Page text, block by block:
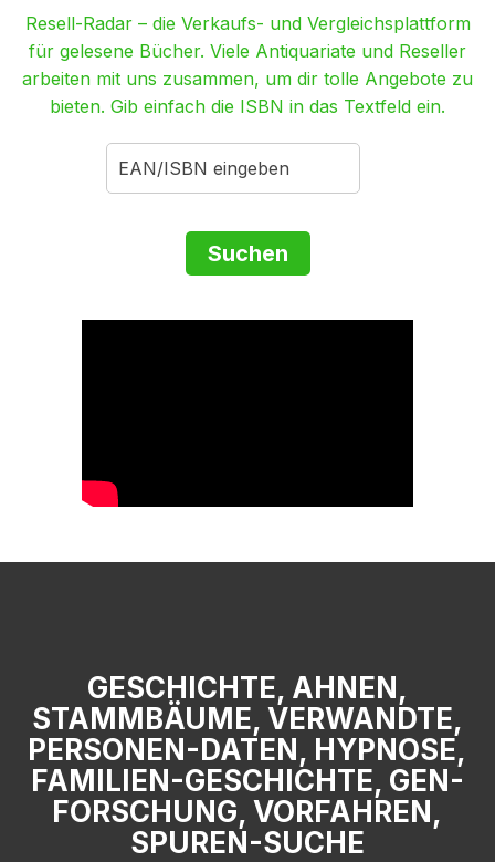
Resell-Radar – die Verkaufs- und Vergleichsplattform
für gelesene Bücher. Viele Antiquariate und Reseller
arbeiten mit uns zusammen, um dir tolle Angebote zu
bieten. Gib einfach die ISBN in das Textfeld ein.
GESCHICHTE, AHNEN,
STAMMBÄUME, VERWANDTE,
PERSONEN-DATEN, HYPNOSE,
FAMILIEN-GESCHICHTE, GEN-
FORSCHUNG, VORFAHREN,
SPUREN-SUCHE